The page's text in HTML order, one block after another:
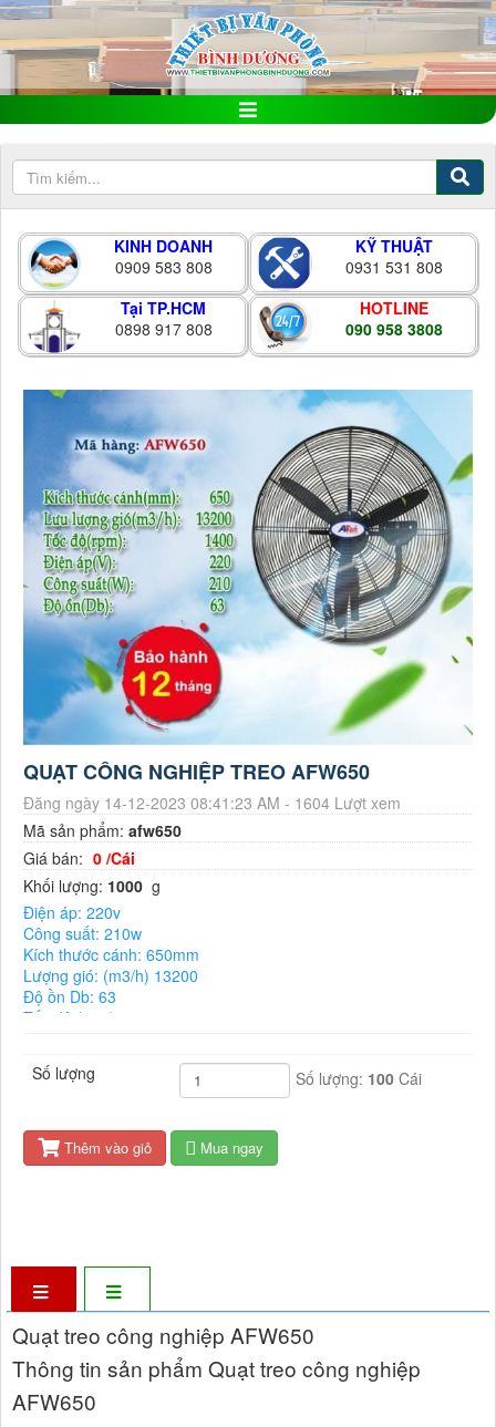
KINH DOANH
0909 583 808
KỸ THUẬT
0931 531 808
Tại TP.HCM
0898 917 808
HOTLINE
090 958 3808
QUẠT CÔNG NGHIỆP TREO AFW650
Đăng ngày 14-12-2023 08:41:23 AM - 1604 Lượt xem
Mã sản phẩm: afw650
Giá bán: 0 /Cái
Khối lượng: 1000 g
Điện áp: 220v
Công suất: 210w
Kích thước cánh: 650mm
Lượng gió: (m3/h) 13200
Độ ồn Db: 63
Tốc độ (rpm): 1400
Số lượng Số lượng: 100 Cái
Thêm vào giỏ Mua ngay
Quạt treo công nghiệp AFW650
Thông tin sản phẩm Quạt treo công nghiệp
AFW650